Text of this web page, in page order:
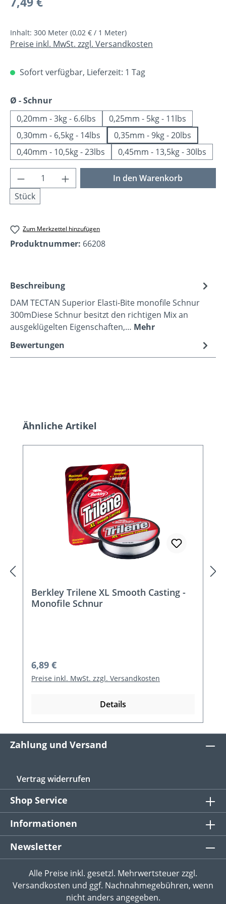
Inhalt: 300 Meter (0,02 € / 1 Meter)
Preise inkl. MwSt. zzgl. Versandkosten
Sofort verfügbar, Lieferzeit: 1 Tag
Ø - Schnurauswählen
0,20mm - 3kg - 6.6lbs
0,25mm - 5kg - 11lbs
0,30mm - 6,5kg - 14lbs
0,35mm - 9kg - 20lbs
0,40mm - 10,5kg - 23lbs
0,45mm - 13,5kg - 30lbs
Produkt Anzahl: Gib den gewünschten
Stück
In den Warenkorb
Zum Merkzettel hinzufügen
Produktnummer: 66208
Beschreibung
DAM TECTAN Superior Elasti-Bite monofile Schnur
300mDiese Schnur besitzt den richtigen Mix an
ausgeklügelten Eigenschaften,… Mehr
Bewertungen
Produktgalerie überspringen
Ähnliche Artikel
Berkley Trilene XL Smooth Casting -
Monofile Schnur
Regulärer Preis:
6,89 €
Preise inkl. MwSt. zzgl. Versandkosten
Details
Zahlung und Versand
Vertrag widerrufen
Shop Service
Informationen
Newsletter
Alle Preise inkl. gesetzl. Mehrwertsteuer zzgl.
Versandkosten und ggf. Nachnahmegebühren, wenn
nicht anders angegeben.